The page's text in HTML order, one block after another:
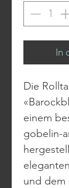
In
Die
einem
gobelin-
und dem